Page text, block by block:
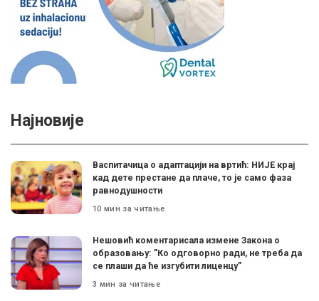
Најновије
Васпитачица о адаптацији на вртић: НИЈЕ крај
кад дете престане да плаче, то је само фаза
равнодушности
10 мин за читање
Нешовић коментарисала измене Закона о
образовању: ”Ко одговорно ради, не треба да
се плаши да ће изгубити лиценцу”
3 мин за читање